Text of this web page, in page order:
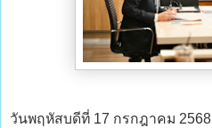
วันพฤหัสบดีที่ 17 กรกฎาคม 2568